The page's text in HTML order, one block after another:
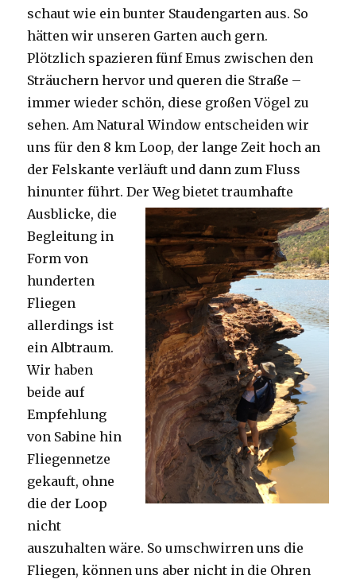
schaut wie ein bunter Staudengarten aus. So
hätten wir unseren Garten auch gern.
Plötzlich spazieren fünf Emus zwischen den
Sträuchern hervor und queren die Straße –
immer wieder schön, diese großen Vögel zu
sehen. Am Natural Window entscheiden wir
uns für den 8 km Loop, der lange Zeit hoch an
der Felskante verläuft und dann zum Fluss
hinunter führt. Der Weg bietet traumhafte
Ausblicke, die
Begleitung in
Form von
hunderten
Fliegen
allerdings ist
ein Albtraum.
Wir haben
beide auf
Empfehlung
von Sabine hin
Fliegennetze
gekauft, ohne
die der Loop
nicht
auszuhalten wäre. So umschwirren uns die
Fliegen, können uns aber nicht in die Ohren